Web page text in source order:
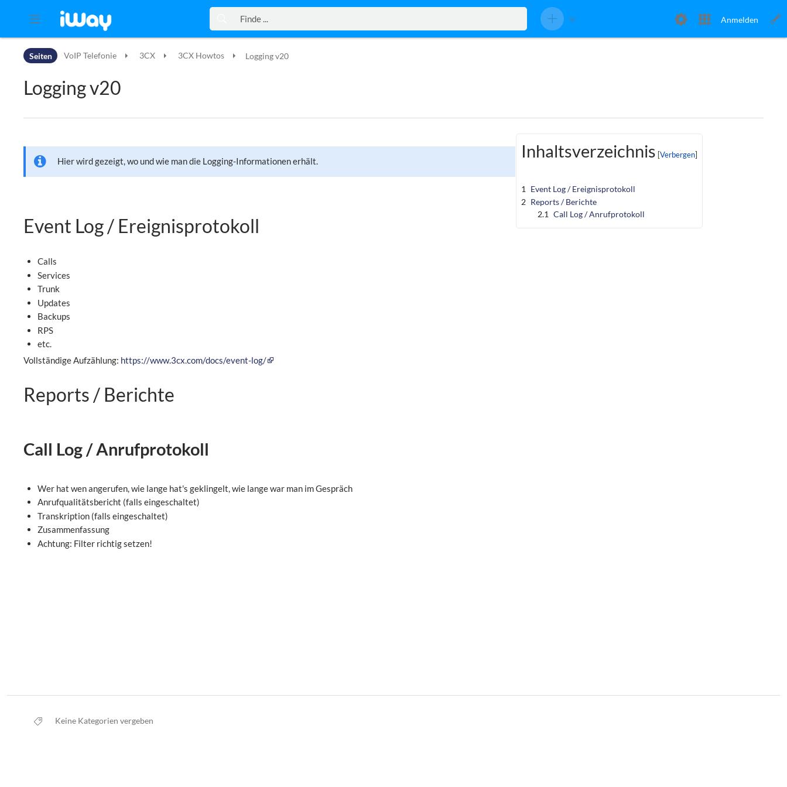
Zur Hauptnavigation
Zum Arbeitsbereich
Anmelden
Seiten VoIP Telefonie 3CX 3CX Howtos Logging v20
Logging v20
Hier wird gezeigt, wo und wie man die Logging-Informationen erhält.
Event Log / Ereignisprotokoll
Calls
Services
Trunk
Updates
Backups
RPS
etc.
Vollständige Aufzählung: https://www.3cx.com/docs/event-log/
Inhaltsverzeichnis
1
Event Log / Ereignisprotokoll
2 Reports / Berichte
2.1 Call Log / Anrufprotokoll
Reports / Berichte
Call Log / Anrufprotokoll
Wer hat wen angerufen, wie lange hat's geklingelt, wie lange war man im Gespräch
Anrufqualitätsbericht (falls eingeschaltet)
Transkription (falls eingeschaltet)
Zusammenfassung
Achtung: Filter richtig setzen!
Keine Kategorien vergeben